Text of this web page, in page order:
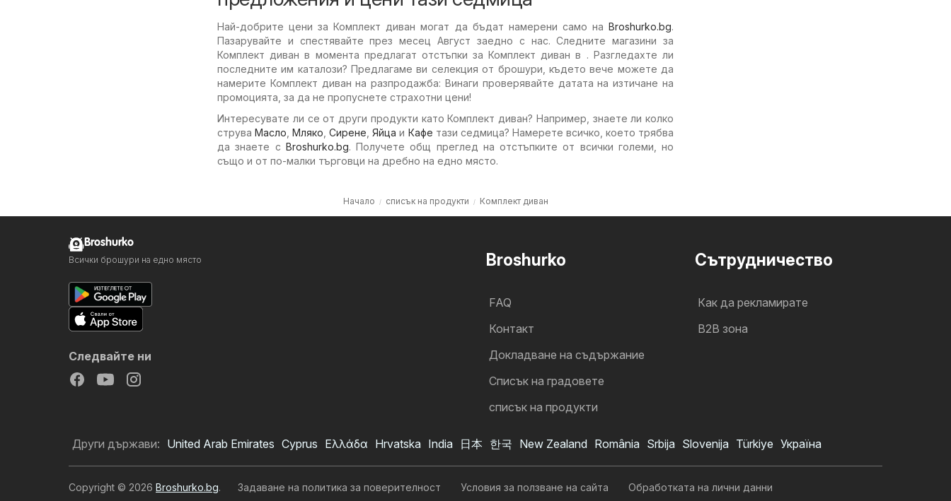
Най-добрите цени за Комплект диван могат да бъдат намерени само на Broshurko.bg.
Пазарувайте и спестявайте през месец Август заедно с нас. Следните магазини за
Комплект диван в момента предлагат отстъпки за Комплект диван в . Разгледахте ли
последните им каталози? Предлагаме ви селекция от брошури, където вече можете да
намерите Комплект диван на разпродажба: Винаги проверявайте датата на изтичане на
промоцията, за да не пропуснете страхотни цени!
Интересувате ли се от други продукти като Комплект диван? Например, знаете ли колко
струваМасло,Мляко,Сирене,Яйца и Кафе тази седмица? Намерете всичко, което трябва
да знаете с Broshurko.bg. Получете общ преглед на отстъпките от всички големи, но
също и от по-малки търговци на дребно на едно място.
Начало списък на продукти Комплект диван
Broshurko
FAQ
Контакт
Докладване на съдържание
Cписък на градовете
списък на продукти
Cътрудничество
Как да рекламирате
B2B зона
Broshurko
Всички брошури на едно място
Следвайте ни
Други държави: United Arab Emirates Cyprus Ελλάδα Hrvatska India 日本 한국 New Zealand România Srbija Slovenija Türkiye Україна
Copyright © 2026 Broshurko.bg. Задаване на политика за поверителност Условия за ползване на сайта Обработката на лични данни